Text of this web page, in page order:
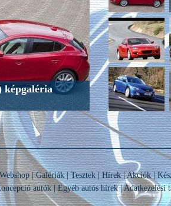
képgaléria
Webshop|Galériák|Tesztek|Hírek|Akciók|
autók| Egyéb autós hírek|Adatkezelési